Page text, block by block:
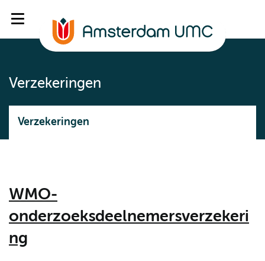
Verzekeringen
Verzekeringen
WMO-
onderzoeksdeelnemersverzekeri
ng